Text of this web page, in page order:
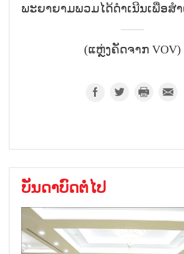
ພະຍາຍາມພວມໄດ້ດຳເນີນເພື່ອສ
(ແຫຼ່ງຄັດຈາກ VOV)
ບັນດາບົດຕໍ່ໄປ